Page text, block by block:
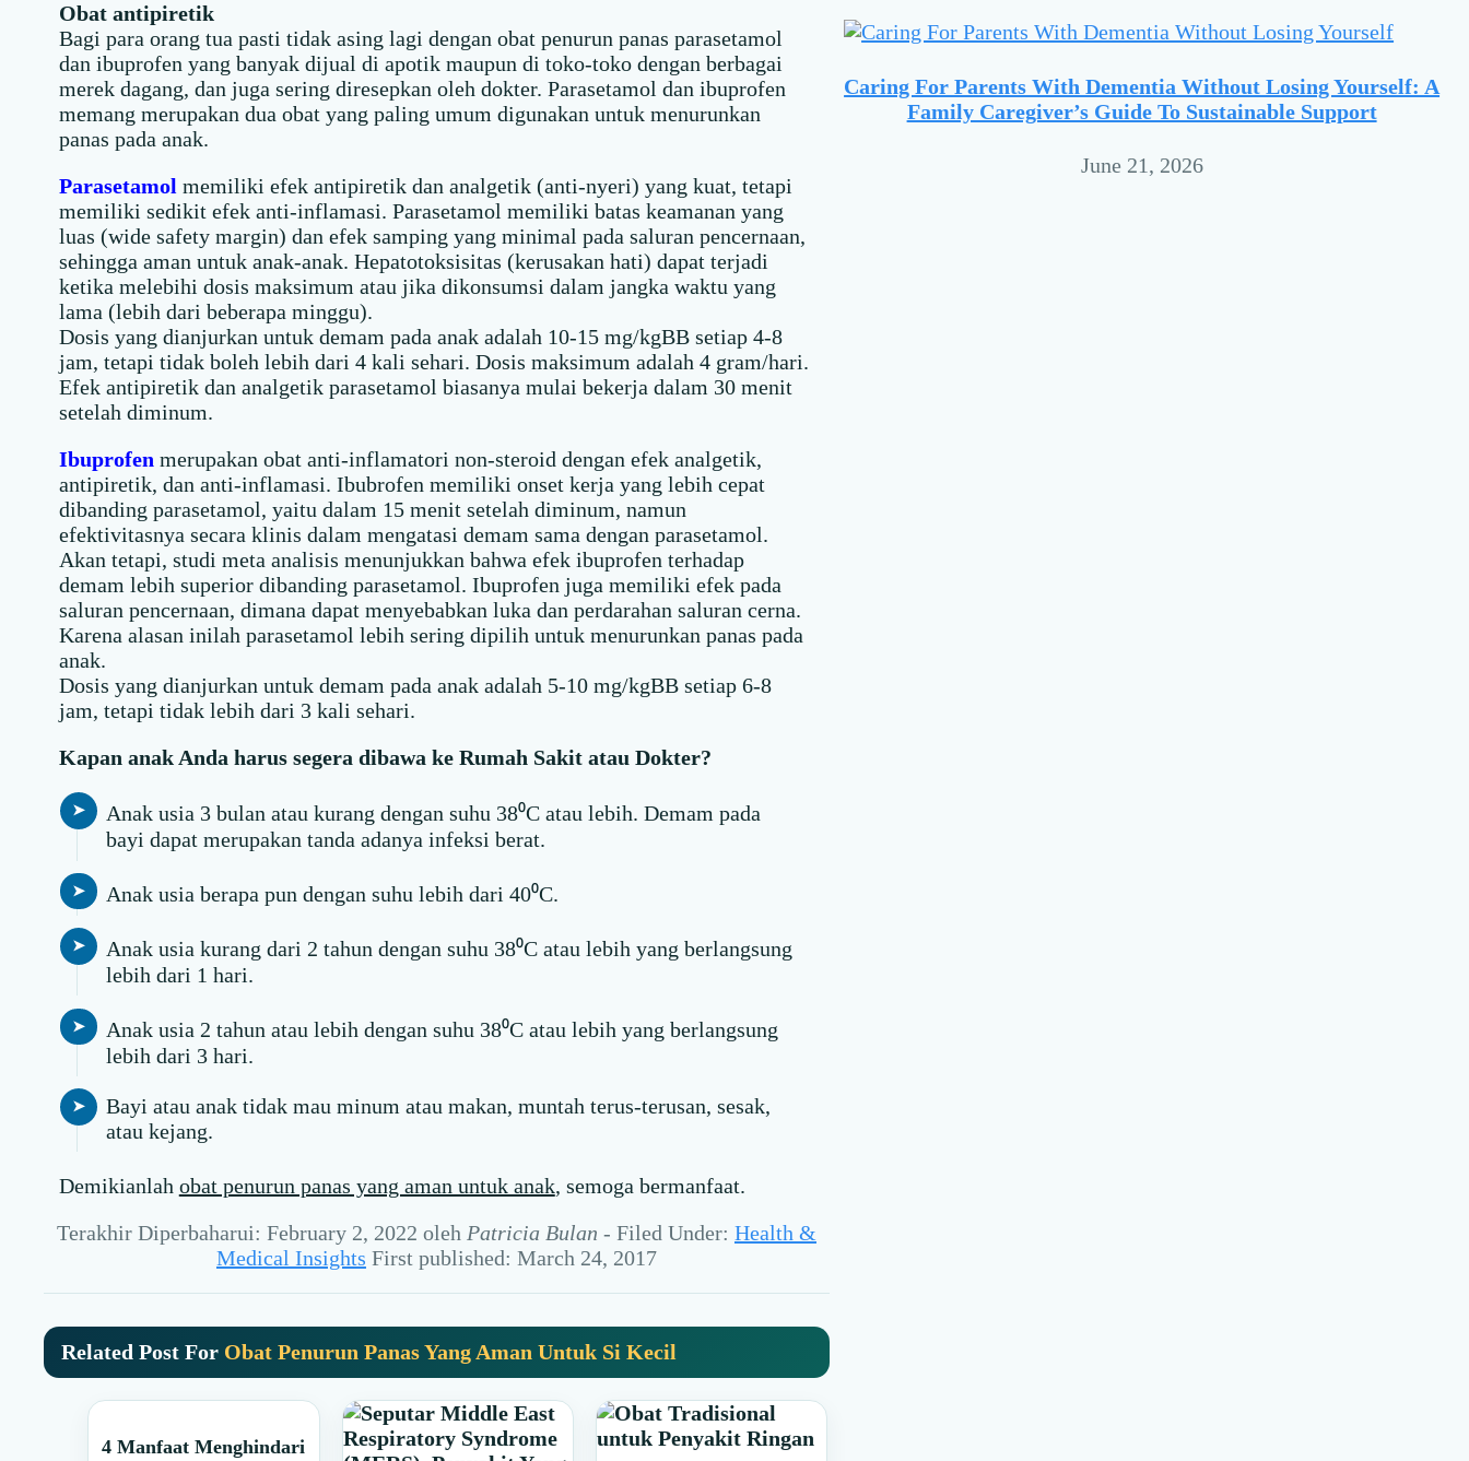
Obat antipiretik
Bagi para orang tua pasti tidak asing lagi dengan obat penurun panas parasetamol
dan ibuprofen yang banyak dijual di apotik maupun di toko-toko dengan berbagai
merek dagang, dan juga sering diresepkan oleh dokter. Parasetamol dan ibuprofen
memang merupakan dua obat yang paling umum digunakan untuk menurunkan
panas pada anak.
Parasetamol memiliki efek antipiretik dan analgetik (anti-nyeri) yang kuat, tetapi
memiliki sedikit efek anti-inflamasi. Parasetamol memiliki batas keamanan yang
luas (wide safety margin) dan efek samping yang minimal pada saluran pencernaan,
sehingga aman untuk anak-anak. Hepatotoksisitas (kerusakan hati) dapat terjadi
ketika melebihi dosis maksimum atau jika dikonsumsi dalam jangka waktu yang
lama (lebih dari beberapa minggu).
Dosis yang dianjurkan untuk demam pada anak adalah 10-15 mg/kgBB setiap 4-8
jam, tetapi tidak boleh lebih dari 4 kali sehari. Dosis maksimum adalah 4 gram/hari.
Efek antipiretik dan analgetik parasetamol biasanya mulai bekerja dalam 30 menit
setelah diminum.
Ibuprofenmerupakan obat anti-inflamatori non-steroid dengan efek analgetik,
antipiretik, dan anti-inflamasi. Ibubrofen memiliki onset kerja yang lebih cepat
dibanding parasetamol, yaitu dalam 15 menit setelah diminum, namun
efektivitasnya secara klinis dalam mengatasi demam sama dengan parasetamol.
Akan tetapi, studi meta analisis menunjukkan bahwa efek ibuprofen terhadap
demam lebih superior dibanding parasetamol. Ibuprofen juga memiliki efek pada
saluran pencernaan, dimana dapat menyebabkan luka dan perdarahan saluran cerna.
Karena alasan inilah parasetamol lebih sering dipilih untuk menurunkan panas pada
anak.
Dosis yang dianjurkan untuk demam pada anak adalah 5-10 mg/kgBB setiap 6-8
jam, tetapi tidak lebih dari 3 kali sehari.
Kapan anak Anda harus segera dibawa ke Rumah Sakit atau Dokter?
Anak usia 3 bulan atau kurang dengan suhu 38⁰C atau lebih. Demam pada
bayi dapat merupakan tanda adanya infeksi berat.
Anak usia berapa pun dengan suhu lebih dari 40⁰C.
Anak usia kurang dari 2 tahun dengan suhu 38⁰C atau lebih yang berlangsung
lebih dari 1 hari.
Anak usia 2 tahun atau lebih dengan suhu 38⁰C atau lebih yang berlangsung
lebih dari 3 hari.
Bayi atau anak tidak mau minum atau makan, muntah terus-terusan, sesak,
atau kejang.
Demikianlah obat penurun panas yang aman untuk anak, semoga bermanfaat.
Terakhir Diperbaharui: February 2, 2022 oleh Patricia Bulan - Filed Under: Health &
Medical Insights First published: March 24, 2017
Related Post For Obat Penurun Panas Yang Aman Untuk Si Kecil
4 Manfaat Menghindari
Caring For Parents With Dementia Without Losing Yourself: A
Family Caregiver’s Guide To Sustainable Support
June 21, 2026